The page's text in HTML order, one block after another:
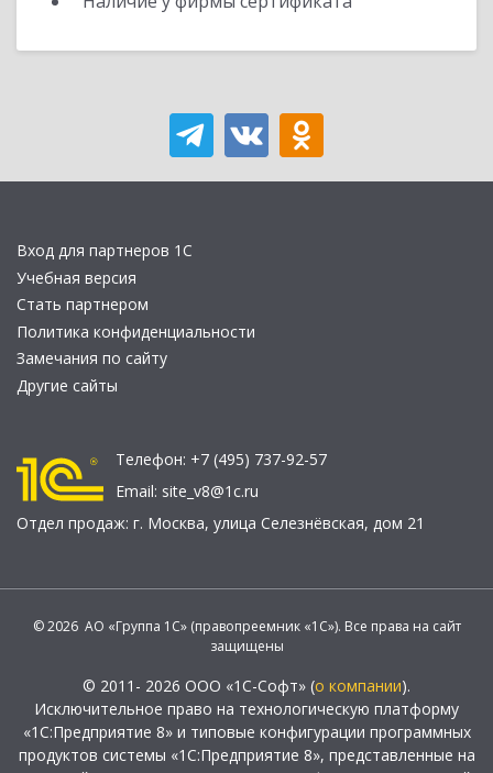
Вход для партнеров 1С
Учебная версия
Стать партнером
Политика конфиденциальности
Замечания по сайту
Другие сайты
Телефон: +7 (495) 737-92-57
Email: site_v8@1c.ru
Отдел продаж: г. Москва, улица Селезнёвская, дом 21
© 2026 АО «Группа 1С» (правопреемник «1С»). Все права на сайт
защищены
© 2011- 2026 ООО «1С-Софт» (о компании).
Исключительное право на технологическую платформу
«1С:Предприятие 8» и типовые конфигурации программных
продуктов системы «1С:Предприятие 8», представленные на